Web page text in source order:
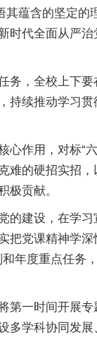
蕴含的坚定
代全面从严
，全校上下
续推动学习
作用，对标“
的硬招实招
极贡献。
建设，在学
把党课精神学
年度重点任务
一时间开展
学科协同发展